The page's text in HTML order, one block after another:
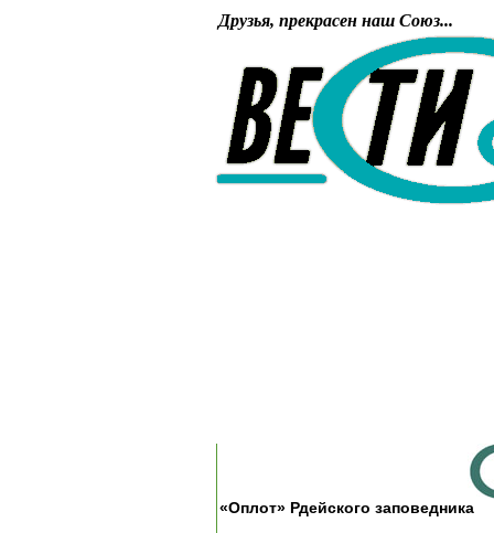
Друзья, прекрасен наш Союз...
«Оплот» Рдейского заповедника